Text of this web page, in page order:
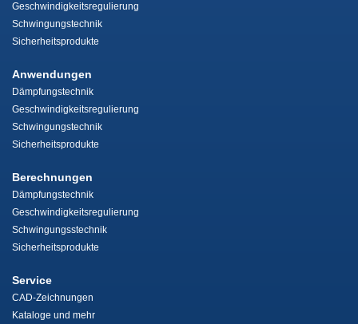
Geschwindigkeitsregulierung
Schwingungstechnik
Sicherheitsprodukte
Anwendungen
Dämpfungstechnik
Geschwindigkeitsregulierung
Schwingungstechnik
Sicherheitsprodukte
Berechnungen
Dämpfungstechnik
Geschwindigkeitsregulierung
Schwingungsstechnik
Sicherheitsprodukte
Service
CAD-Zeichnungen
Kataloge und mehr